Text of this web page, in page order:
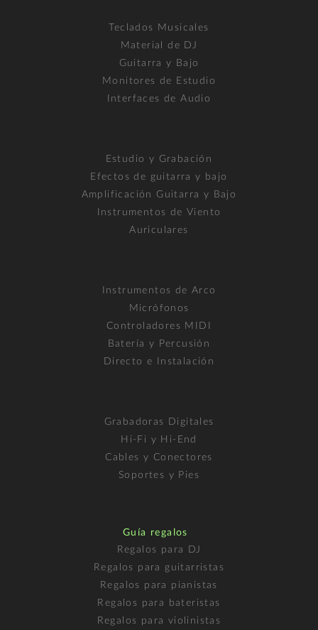
Teclados Musicales
Material de DJ
Guitarra y Bajo
Monitores de Estudio
Interfaces de Audio
Estudio y Grabación
Efectos de guitarra y bajo
Amplificación Guitarra y Bajo
Instrumentos de Viento
Auriculares
Instrumentos de Arco
Micrófonos
Controladores MIDI
Batería y Percusión
Directo e Instalación
Grabadoras Digitales
Hi-Fi y Hi-End
Cables y Conectores
Soportes y Pies
Guía regalos
Regalos para DJ
Regalos para guitarristas
Regalos para pianistas
Regalos para bateristas
Regalos para violinistas